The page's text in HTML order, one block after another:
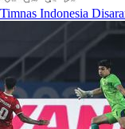
Timnas Indonesia